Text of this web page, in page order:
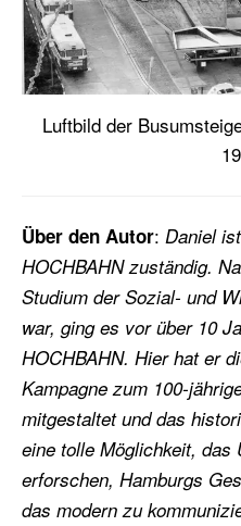
Luftbild der
Über den Autor: Daniel
HOCHBAHN zuständig.
Studium der Sozial- und
war, ging es vor über 10
HOCHBAHN. Hier hat er
Kampagne zum 100-
mitgestaltet und das
eine tolle Möglichkeit, das
erforschen, Hamburgs
das modern zu